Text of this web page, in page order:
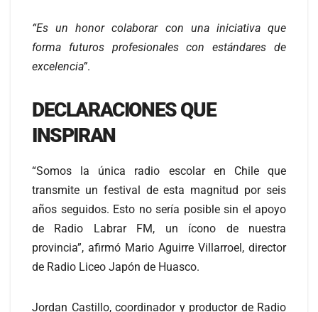
“Es un honor colaborar con una iniciativa que
forma futuros profesionales con estándares de
excelencia”.
DECLARACIONES QUE
INSPIRAN
“Somos la única radio escolar en Chile que
transmite un festival de esta magnitud por seis
años seguidos. Esto no sería posible sin el apoyo
de Radio Labrar FM, un ícono de nuestra
provincia”, afirmó Mario Aguirre Villarroel, director
de Radio Liceo Japón de Huasco.
Jordan Castillo, coordinador y productor de Radio